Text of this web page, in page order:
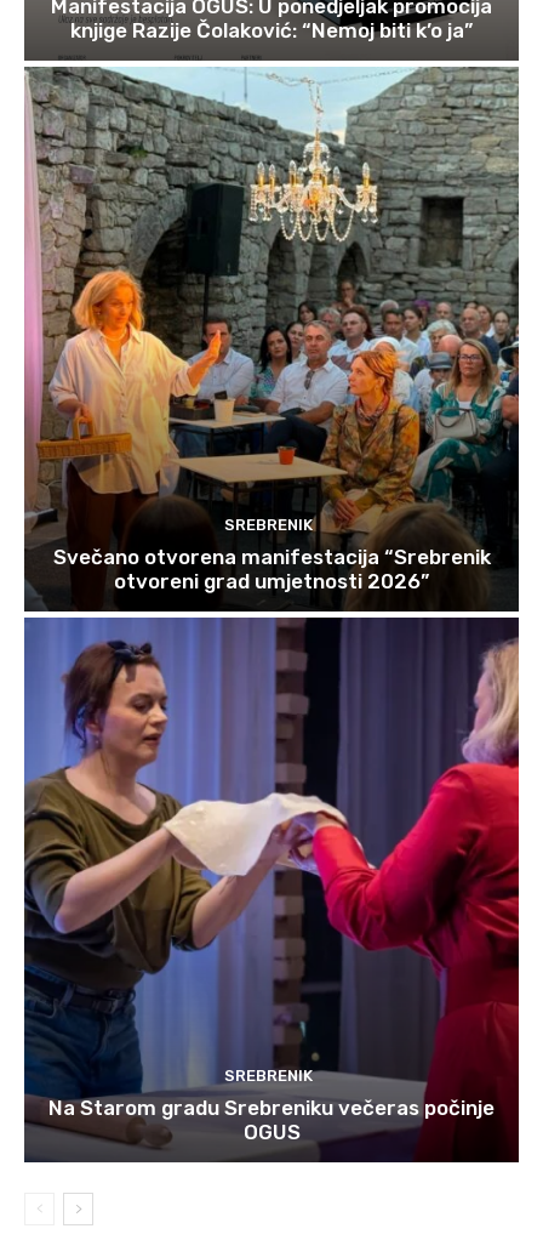
Manifestacija OGUS: U ponedjeljak promocija
knjige Razije Čolaković: “Nemoj biti k’o ja”
SREBRENIK
Svečano otvorena manifestacija “Srebrenik
otvoreni grad umjetnosti 2026”
SREBRENIK
Na Starom gradu Srebreniku večeras počinje
OGUS